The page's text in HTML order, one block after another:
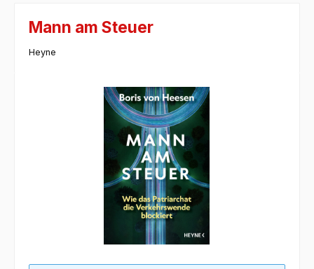
Mann am Steuer
Heyne
Bildergalerie überspringen